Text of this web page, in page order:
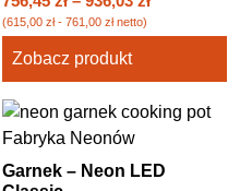
(615,00 zł- 761,00 złnetto)
Zobacz produkt
Garnek – Neon LED